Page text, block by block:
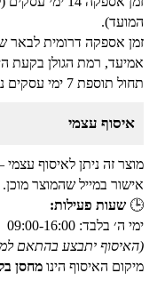
המועד).
זמן אספקה דרומית לבאר
אמיעד, רמת הגולן בקעת
תחול תוספת 7 ימי עסקים נוספים לימי העסקים הרשומים בהזמנה.
איסוף עצמי
מוצר זה ניתן לאיסוף עצמי
אישור במייל שהמוצר מוכן.
🕒 שעות פעילות:
ימי ה׳ בלבד: 09:00-16:00
(האיסוף יתבצע בהתאם
מיקום האיסוף הינו מחסן